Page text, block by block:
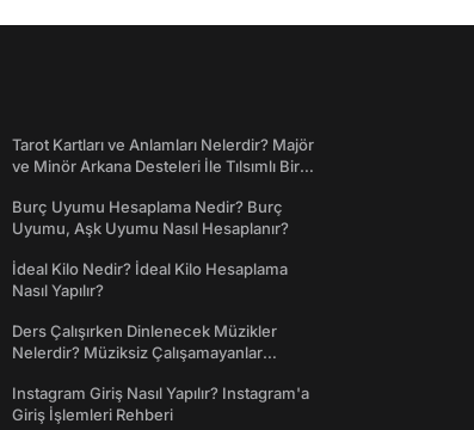
Tarot Kartları ve Anlamları Nelerdir? Majör
ve Minör Arkana Desteleri İle Tılsımlı Bir
Burç Uyumu Hesaplama Nedir? Burç
Uyumu, Aşk Uyumu Nasıl Hesaplanır?
İdeal Kilo Nedir? İdeal Kilo Hesaplama
Nasıl Yapılır?
Ders Çalışırken Dinlenecek Müzikler
Nelerdir? Müziksiz Çalışamayanlar
Instagram Giriş Nasıl Yapılır? Instagram'a
Giriş İşlemleri Rehberi